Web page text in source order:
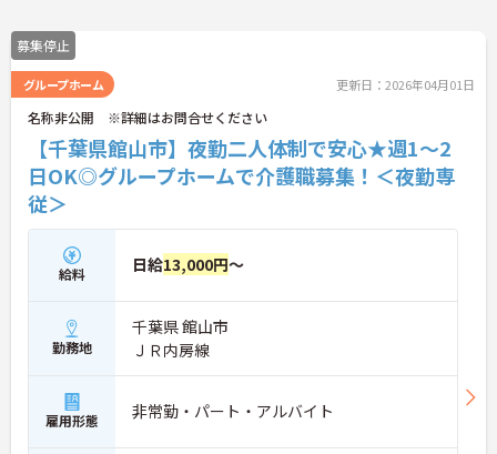
募集停止
グループホーム 更新日：2026年04月01日
名称非公開 ※詳細はお問合せください
【千葉県館山市】夜勤二人体制で安心★週1～2
日OK◎グループホームで介護職募集！＜夜勤専
従＞
給料 日給13,000円～
勤務地
千葉県 館山市
ＪＲ内房線
雇用形態 非常勤・パート・アルバイト